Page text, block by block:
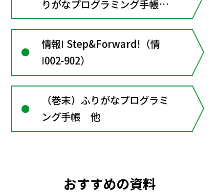
りがなプログラミング手帳
他
情報Ⅰ Step&Forward!（情
Ⅰ002-902）
（巻末）ふりがなプログラミ
ング手帳 他
おすすめの資料